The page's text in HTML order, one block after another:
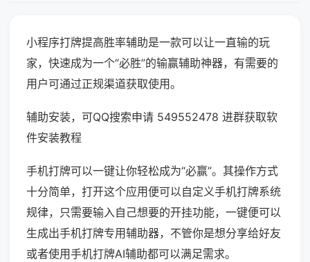
小程序打牌提高胜率辅助是一款可以让一直输的玩
家，快速成为一个“必胜”的输赢辅助神器，有需要的
用户可通过正规渠道获取使用。
辅助安装，可QQ搜索申请 549552478 进群获取软
件安装教程
手机打牌可以一键让你轻松成为“必赢”。其操作方式
十分简单，打开这个应用便可以自定义手机打牌系统
规律，只需要输入自己想要的开挂功能，一键便可以
生成出手机打牌专用辅助器，不管你是想分享给好友
或者使用手机打牌AI辅助都可以满足需求。